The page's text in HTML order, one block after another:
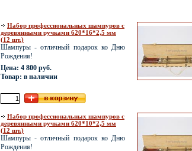
Набор профессиональных шампуров с
деревянными ручками 620*16*2,5 мм
(12 шт.)
Шампуры - отличный подарок ко Дню
Рождения!
Цена: 4 800 руб.
Товар: в наличии
Набор профессиональных шампуров с
деревянными ручками 620*10*2,5 мм
(12 шт.)
Шампуры - отличный подарок ко Дню
Рождения!